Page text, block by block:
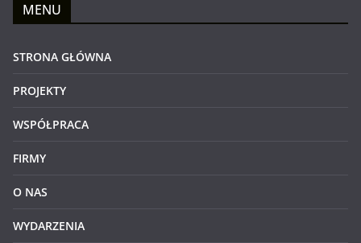
MENU
STRONA GŁÓWNA
PROJEKTY
WSPÓŁPRACA
FIRMY
O NAS
WYDARZENIA